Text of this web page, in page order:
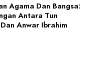
Agama Dan Bangsa:
Antara Tun
Anwar Ibrahim